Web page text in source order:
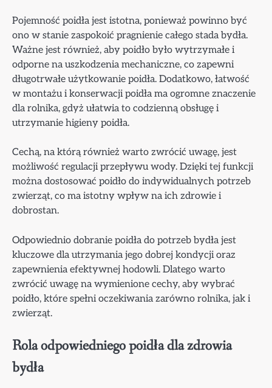
Pojemność poidła jest istotna, ponieważ powinno być
ono w stanie zaspokoić pragnienie całego stada bydła.
Ważne jest również, aby poidło było wytrzymałe i
odporne na uszkodzenia mechaniczne, co zapewni
długotrwałe użytkowanie poidła. Dodatkowo, łatwość
w montażu i konserwacji poidła ma ogromne znaczenie
dla rolnika, gdyż ułatwia to codzienną obsługę i
utrzymanie higieny poidła.
Cechą, na którą również warto zwrócić uwagę, jest
możliwość regulacji przepływu wody. Dzięki tej funkcji
można dostosować poidło do indywidualnych potrzeb
zwierząt, co ma istotny wpływ na ich zdrowie i
dobrostan.
Odpowiednio dobranie poidła do potrzeb bydła jest
kluczowe dla utrzymania jego dobrej kondycji oraz
zapewnienia efektywnej hodowli. Dlatego warto
zwrócić uwagę na wymienione cechy, aby wybrać
poidło, które spełni oczekiwania zarówno rolnika, jak i
zwierząt.
Rola odpowiedniego poidła dla zdrowia
bydła